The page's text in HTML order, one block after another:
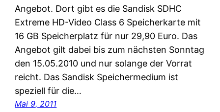
Angebot. Dort gibt es die Sandisk SDHC
Extreme HD-Video Class 6 Speicherkarte mit
16 GB Speicherplatz für nur 29,90 Euro. Das
Angebot gilt dabei bis zum nächsten Sonntag
den 15.05.2010 und nur solange der Vorrat
reicht. Das Sandisk Speichermedium ist
speziell für die…
Mai 9, 2011